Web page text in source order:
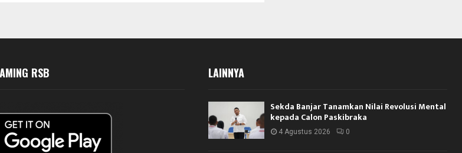
RSB LAINNYA
Sekda Banjar Tanamkan Nilai Revolusi Mental
kepada Calon Paskibraka
4 Agustus 2026 0